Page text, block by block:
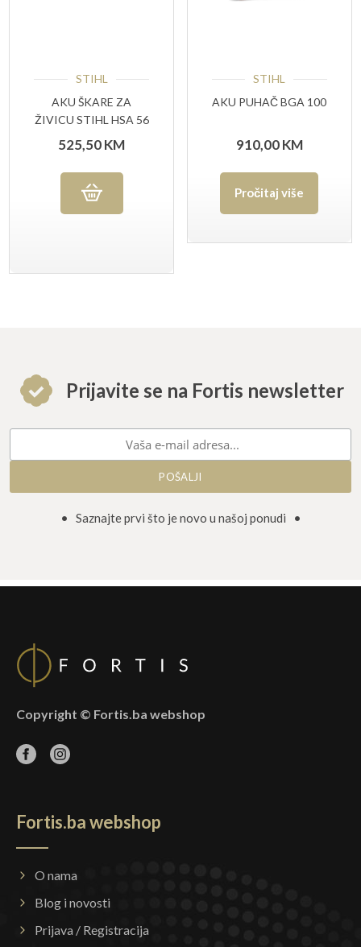
STIHL
AKU ŠKARE ZA
ŽIVICU STIHL HSA 56
SET
525,50KM
STIHL
AKU PUHAČ BGA 100
910,00KM
Pročitaj više
Prijavite se na Fortis newsletter
• Saznajte prvi što je novo u našoj ponudi •
Copyright © Fortis.ba webshop
Fortis.ba webshop
O nama
Blog i novosti
Prijava / Registracija